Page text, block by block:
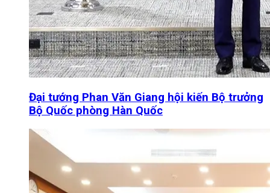
Đại tướng Phan Văn Giang hội kiến Bộ trưởng
Bộ Quốc phòng Hàn Quốc